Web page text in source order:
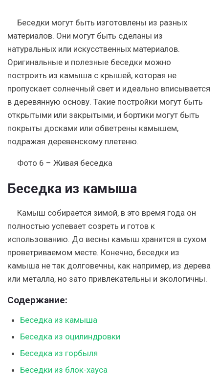
Беседки могут быть изготовлены из разных
материалов. Они могут быть сделаны из
натуральных или искусственных материалов.
Оригинальные и полезные беседки можно
построить из камыша с крышей, которая не
пропускает солнечный свет и идеально вписывается
в деревянную основу. Такие постройки могут быть
открытыми или закрытыми, и бортики могут быть
покрыты досками или обветрены камышем,
подражая деревенскому плетеню.
Фото 6 – Живая беседка
Беседка из камыша
Камыш собирается зимой, в это время года он
полностью успевает созреть и готов к
использованию. До весны камыш хранится в сухом
проветриваемом месте. Конечно, беседки из
камыша не так долговечны, как например, из дерева
или металла, но зато привлекательны и экологичны.
Содержание:
Беседка из камыша
Беседка из оцилиндровки
Беседка из горбыля
Беседки из блок-хауса